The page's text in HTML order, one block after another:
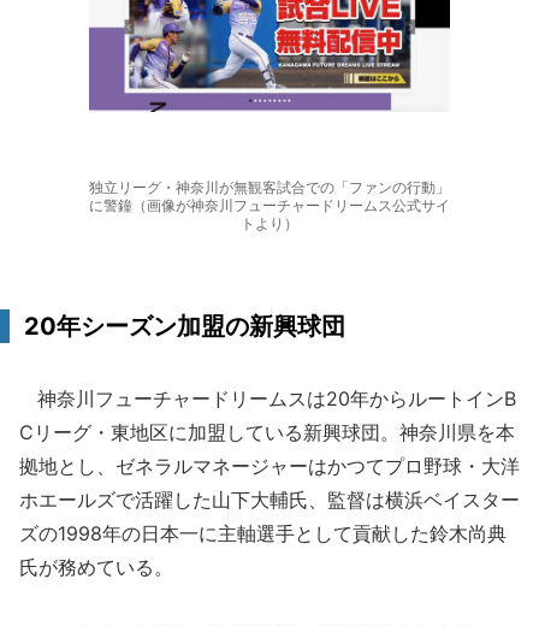
独立リーグ・神奈川が無観客試合での「ファンの行動」
に警鐘（画像が神奈川フューチャードリームス公式サイ
トより）
20年シーズン加盟の新興球団
神奈川フューチャードリームスは20年からルートインB
Cリーグ・東地区に加盟している新興球団。神奈川県を本
拠地とし、ゼネラルマネージャーはかつてプロ野球・大洋
ホエールズで活躍した山下大輔氏、監督は横浜ベイスター
ズの1998年の日本一に主軸選手として貢献した鈴木尚典
氏が務めている。